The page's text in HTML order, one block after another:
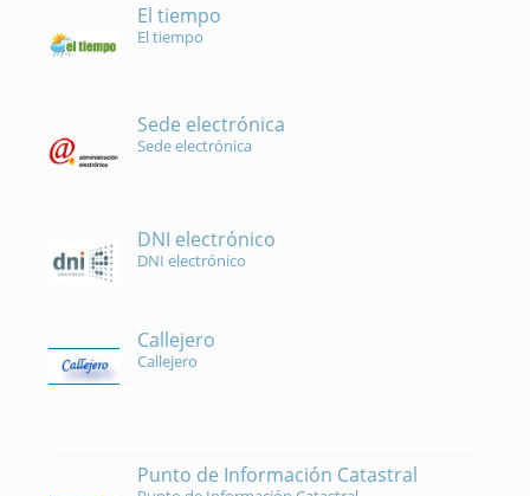
El tiempo
El tiempo
Sede electrónica
Sede electrónica
DNI electrónico
DNI electrónico
Callejero
Callejero
Punto de Información Catastral